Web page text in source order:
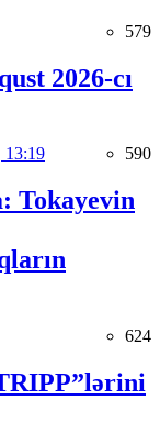
579
2026-cı
13:19 590
Tokayevin
624